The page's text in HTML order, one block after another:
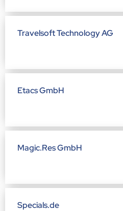
Travelsoft Technology AG
Etacs GmbH
Magic.Res GmbH
Specials.de